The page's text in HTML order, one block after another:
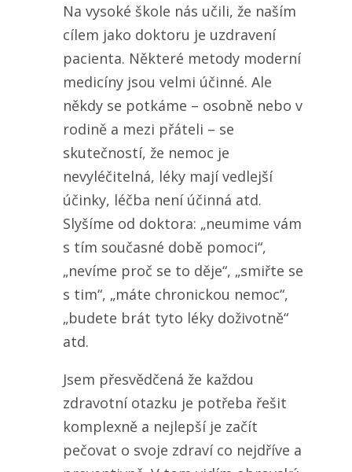
Na vysoké škole nás učili, že naším
cílem jako doktoru je uzdravení
pacienta. Některé metody moderní
medicíny jsou velmi účinné. Ale
někdy se potkáme – osobně nebo v
rodině a mezi přáteli – se
skutečností, že nemoc je
nevyléčitelná, léky mají vedlejší
účinky, léčba není účinná atd.
Slyšíme od doktora: „neumime vám
s tím současné době pomoci“,
„nevíme proč se to děje“, „smiřte se
s tim“, „máte chronickou nemoc“,
„budete brát tyto léky doživotně“
atd.
Jsem přesvědčená že každou
zdravotní otazku je potřeba řešit
komplexně a nejlepší je začít
pečovat o svoje zdraví co nejdříve a